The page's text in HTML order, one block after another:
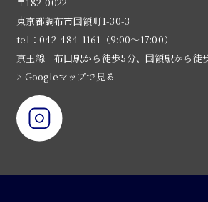
東京都調布市国領町1-30-3
tel：042-484-1161（9:00〜17:00）
京王線 布田駅から徒歩5分、国領駅から徒
> Googleマップで見る